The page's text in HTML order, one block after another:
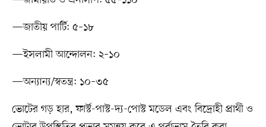
—জাতীয় পার্টি: ৫–১৮
—ইসলামী আন্দোলন: ২–১০
—অন্যান্য/স্বতন্ত্র: ১০–৩৫
ভোটের গড় হার, ফার্স্ট-পাস্ট-দ্য-পোস্ট মডেল এবং বিদ্রোহী প্রার্থী ও